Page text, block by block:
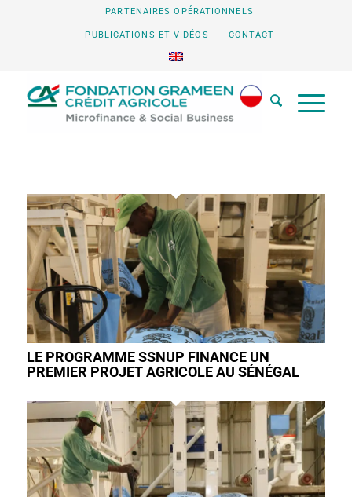
PARTENAIRES OPÉRATIONNELS
PUBLICATIONS ET VIDÉOS CONTACT
LE PROGRAMME SSNUP FINANCE UN
PREMIER PROJET AGRICOLE AU SÉNÉGAL